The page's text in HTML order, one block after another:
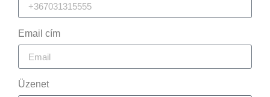
Email cím
Üzenet